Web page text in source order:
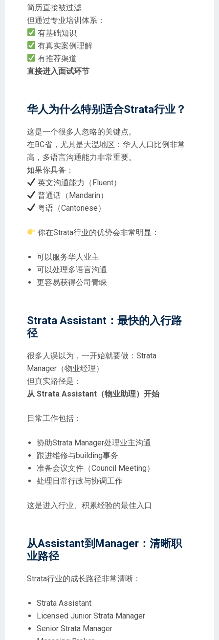
简历直接被过滤
但通过专业培训体系：
有基础知识
有真实案例理解
有推荐渠道
直接进入面试环节
华人为什么特别适合Strata行业？
这是一个很多人忽略的关键点。
在BC省，尤其是大温地区：华人人口比例非常
高，多语言沟通能力非常重要。
如果你具备：
英文沟通能力（Fluent）
普通话（Mandarin）
粤语（Cantonese）
你在Strata行业的优势会非常明显：
可以服务华人业主
可以处理多语言沟通
更容易获得公司青睐
Strata Assistant：最快的入行路
径
很多人误以为，一开始就要做：Strata
Manager（物业经理）
但真实路径是：
从 Strata Assistant（物业助理）开始
日常工作包括：
协助Strata Manager处理业主沟通
跟进维修与building事务
准备会议文件（Council Meeting）
处理日常行政与协调工作
这是进入行业、积累经验的最佳入口
从Assistant到Manager：清晰职
业路径
Strata行业的成长路径非常清晰：
Strata Assistant
Licensed Junior Strata Manager
Senior Strata Manager